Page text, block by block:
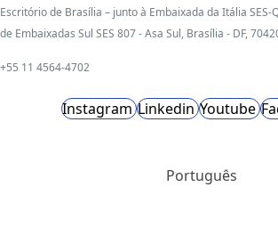
Escritório de Brasília – junto à Embaixada da Itália SES-
de Embaixadas Sul SES 807 - Asa Sul, Brasília - DF,
+55 11 4564-4702
Instagram Linkedin Youtube
Português